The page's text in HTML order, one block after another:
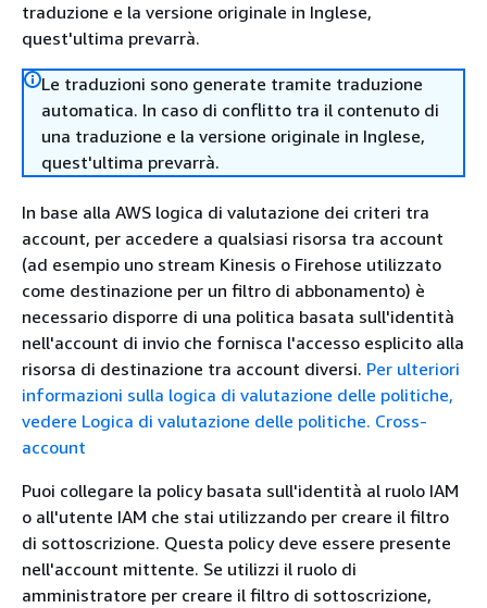
traduzione e la versione originale in Inglese,
quest'ultima prevarrà.
Le traduzioni sono generate tramite traduzione
automatica. In caso di conflitto tra il contenuto di
una traduzione e la versione originale in Inglese,
quest'ultima prevarrà.
In base alla AWS logica di valutazione dei criteri tra
account, per accedere a qualsiasi risorsa tra account
(ad esempio uno stream Kinesis o Firehose utilizzato
come destinazione per un filtro di abbonamento) è
necessario disporre di una politica basata sull'identità
nell'account di invio che fornisca l'accesso esplicito alla
risorsa di destinazione tra account diversi. Per ulteriori
informazioni sulla logica di valutazione delle politiche,
vedere Logica di valutazione delle politiche. Cross-
account
Puoi collegare la policy basata sull'identità al ruolo IAM
o all'utente IAM che stai utilizzando per creare il filtro
di sottoscrizione. Questa policy deve essere presente
nell'account mittente. Se utilizzi il ruolo di
amministratore per creare il filtro di sottoscrizione,